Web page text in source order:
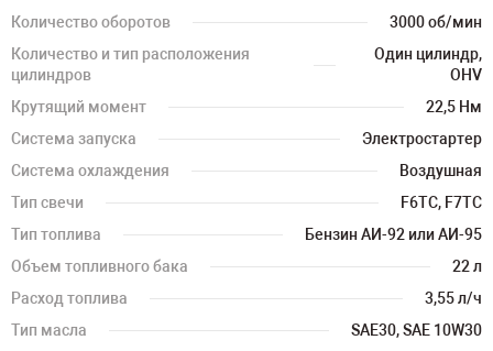
Количество оборотов
3000 об/мин
Количество и тип расположения
цилиндров
Один цилиндр,
OHV
Крутящий момент
22,5 Нм
Система запуска
Электростартер
Система охлаждения
Воздушная
Тип свечи
F6TC, F7TC
Тип топлива
Бензин АИ-92 или АИ-95
Объем топливного бака
22 л
Расход топлива
3,55 л/ч
Тип масла
SAE30, SAE 10W30